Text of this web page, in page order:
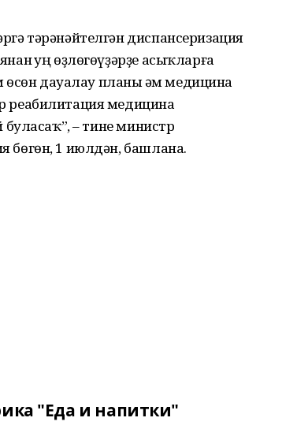
тәрәнәйтелгән диспансеризация
һуң өҙлөгөүҙәрҙе асыҡларға
өсөн дауалау планы һәм медицина
реабилитация медицина
буласаҡ”, – тине министр
бөгөн, 1 июлдән, башлана.
"Еда и напитки"